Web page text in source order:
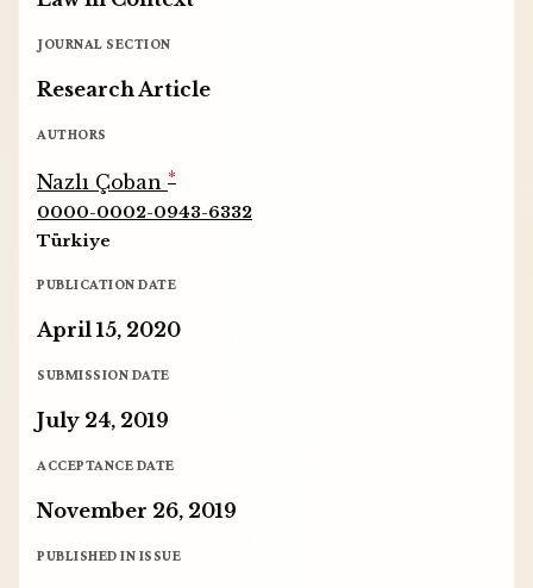
JOURNAL SECTION
Research Article
AUTHORS
Nazlı Çoban *
0000-0002-0943-6332
Türkiye
PUBLICATION DATE
April 15, 2020
SUBMISSION DATE
July 24, 2019
ACCEPTANCE DATE
November 26, 2019
PUBLISHED IN ISSUE